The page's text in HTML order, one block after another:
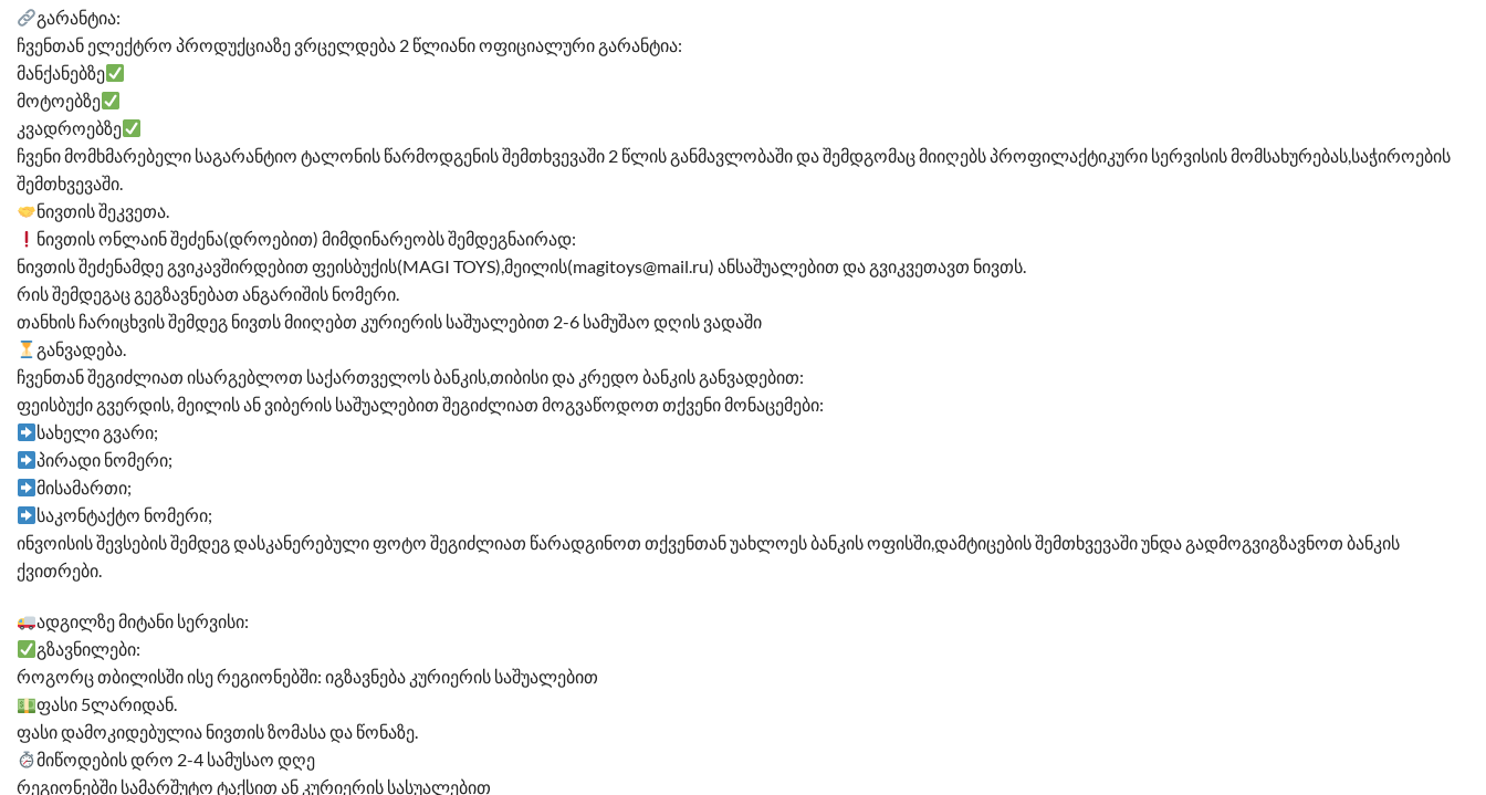
გარანტია:
ჩვენთან ელექტრო პროდუქციაზე ვრცელდება 2 წლიანი ოფიციალური გარანტია:
მანქანებზე
მოტოებზე
კვადროებზე
ჩვენი მომხმარებელი საგარანტიო ტალონის წარმოდგენის შემთხვევაში 2 წლის განმავლობაში და შემდგომაც მიიღებს პროფილაქტიკური სერვისის მომსახურებას,საჭიროების
შემთხვევაში.
ნივთის შეკვეთა.
ნივთის ონლაინ შეძენა(დროებით) მიმდინარეობს შემდეგნაირად:
ნივთის შეძენამდე გვიკავშირდებით ფეისბუქის(MAGI TOYS),მეილის(magitoys@mail.ru) ანსაშუალებით და გვიკვეთავთ ნივთს.
რის შემდეგაც გეგზავნებათ ანგარიშის ნომერი.
თანხის ჩარიცხვის შემდეგ ნივთს მიიღებთ კურიერის საშუალებით 2-6 სამუშაო დღის ვადაში
განვადება.
ჩვენთან შეგიძლიათ ისარგებლოთ საქართველოს ბანკის,თიბისი და კრედო ბანკის განვადებით:
ფეისბუქი გვერდის, მეილის ან ვიბერის საშუალებით შეგიძლიათ მოგვაწოდოთ თქვენი მონაცემები:
სახელი გვარი;
პირადი ნომერი;
მისამართი;
საკონტაქტო ნომერი;
ინვოისის შევსების შემდეგ დასკანერებული ფოტო შეგიძლიათ წარადგინოთ თქვენთან უახლოეს ბანკის ოფისში,დამტიცების შემთხვევაში უნდა გადმოგვიგზავნოთ ბანკის
ქვითრები.
ადგილზე მიტანი სერვისი:
გზავნილები:
როგორც თბილისში ისე რეგიონებში: იგზავნება კურიერის საშუალებით
ფასი 5ლარიდან.
ფასი დამოკიდებულია ნივთის ზომასა და წონაზე.
მიწოდების დრო 2-4 სამუსაო დღე
რეგიონებში სამარშუტო ტაქსით ან კურიერის სასუალებით